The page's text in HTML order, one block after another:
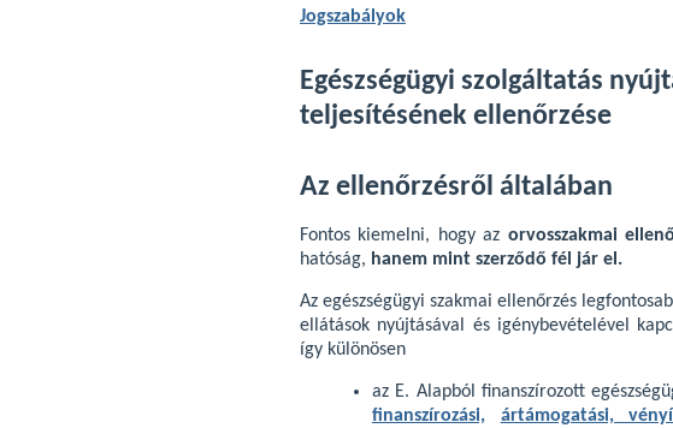
Jogszabályok
Egészségügyi szolgáltatás
teljesítésének ellenőrzése
Az ellenőrzésről általában
Fontos kiemelni, hogy az orvosszakmai
hatóság, hanem mint szerződő fél jár el.
Az egészségügyi szakmai ellenőrzés
ellátások nyújtásával és igénybevételével
így különösen
az E. Alapból finanszírozott
finanszírozási,
ártámogatási,